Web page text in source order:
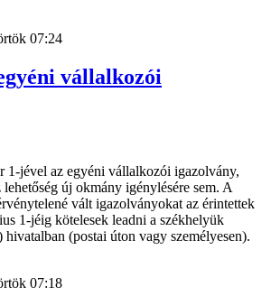
07:24
vállalkozói
1-jével az egyéni vállalkozói igazolvány,
új okmány igénylésére sem. A
vált igazolványokat az érintettek
1-jéig kötelesek leadni a székhelyük
(postai úton vagy személyesen).
07:18